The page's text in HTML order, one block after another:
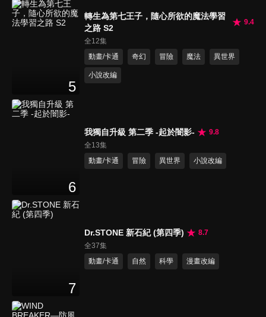
5
轉生為第七王子，隨心所欲的魔法學習
之路 S2
9.4
全12集
動畫/卡通
奇幻 冒險 魔法 異世界
小說改編
6
我獨自升級 第二季 -起於闇影-
9.8
全13集
動畫/卡通
冒險 異世界 小說改編
7
Dr.STONE 新石紀 (第四季)
8.7
全37集
動畫/卡通
自然 科學 漫畫改編